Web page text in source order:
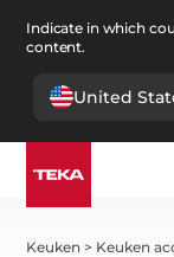
Indicate in which
content.
United
Keuken > Keuken